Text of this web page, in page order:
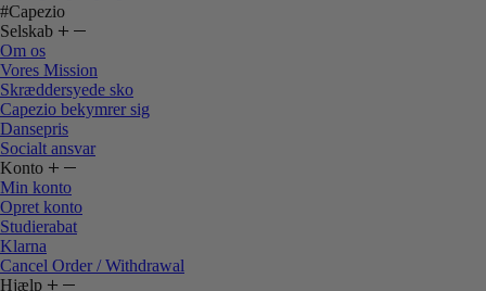
#Capezio
Selskab
Om os
Vores Mission
Skræddersyede sko
Capezio bekymrer sig
Dansepris
Socialt ansvar
Konto
Min konto
Opret konto
Studierabat
Klarna
Cancel Order / Withdrawal
Hjælp